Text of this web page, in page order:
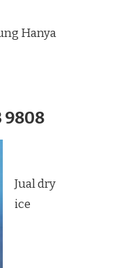
Hanya
9808
Jual dry
ice